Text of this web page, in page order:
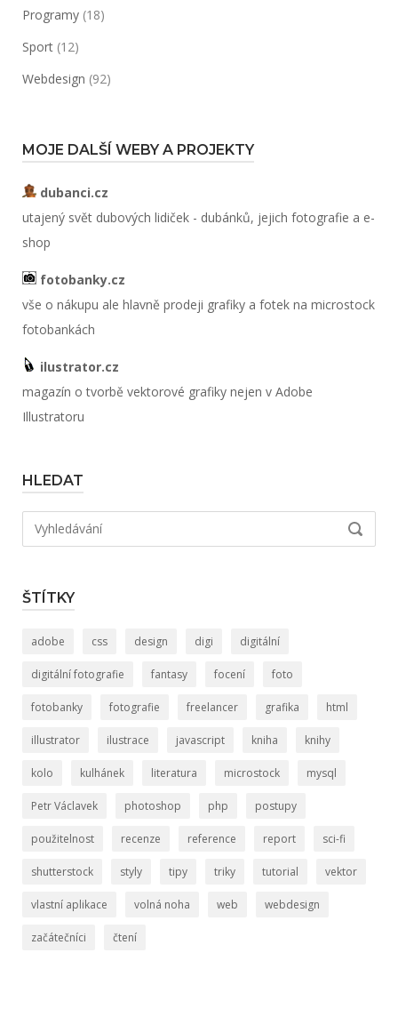
Programy (18)
Sport (12)
Webdesign (92)
MOJE DALŠÍ WEBY A PROJEKTY
dubanci.cz
utajený svět dubových lidiček - dubánků, jejich fotografie a e-
shop
fotobanky.cz
vše o nákupu ale hlavně prodeji grafiky a fotek na microstock
fotobankách
ilustrator.cz
magazín o tvorbě vektorové grafiky nejen v Adobe
Illustratoru
HLEDAT
Hledat:
ŠTÍTKY
adobe css design digi digitální
digitální fotografie fantasy focení foto
fotobanky fotografie freelancer grafika html
illustrator ilustrace javascript kniha knihy
kolo kulhánek literatura microstock mysql
Petr Václavek photoshop php postupy
použitelnost recenze reference report sci-fi
shutterstock styly tipy triky tutorial vektor
vlastní aplikace volná noha web webdesign
začátečníci čtení